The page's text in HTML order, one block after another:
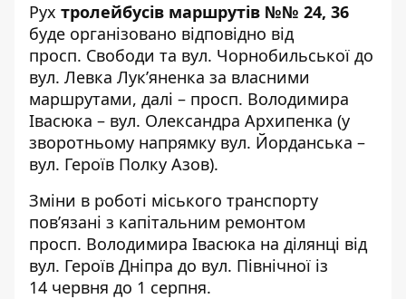
Рух тролейбусів маршрутів №№ 24, 36
буде організовано відповідно від
просп. Свободи та вул. Чорнобильської до
вул. Левка Лук’яненка за власними
маршрутами, далі – просп. Володимира
Івасюка – вул. Олександра Архипенка (у
зворотньому напрямку вул. Йорданська –
вул. Героїв Полку Азов).
Зміни в роботі міського транспорту
пов’язані з капітальним ремонтом
просп. Володимира Івасюка на ділянці від
вул. Героїв Дніпра до вул. Північної із
14 червня до 1 серпня.